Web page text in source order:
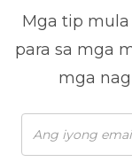
Mga tip mula
para sa mga
mga